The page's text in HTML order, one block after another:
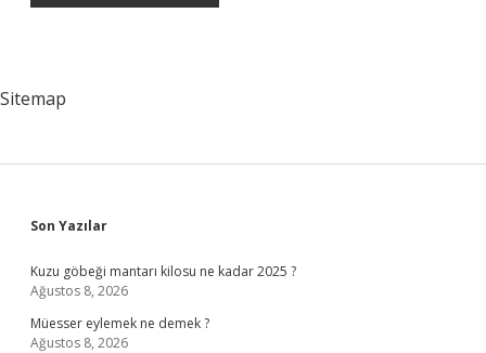
Sitemap
Sidebar
Son Yazılar
Kuzu göbeği mantarı kilosu ne kadar 2025 ?
Ağustos 8, 2026
Müesser eylemek ne demek ?
Ağustos 8, 2026